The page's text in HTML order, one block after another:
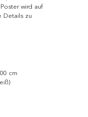
wird auf
Details zu
cm